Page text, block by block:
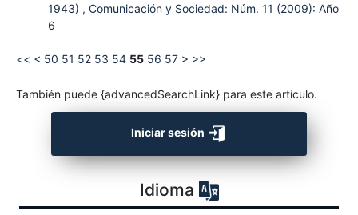
1943) , Comunicación y Sociedad: Núm. 11 (2009): Año
6
<< < 50 51 52 53 54 55 56 57 > >>
También puede {advancedSearchLink} para este artículo.
Iniciar sesión
Idioma